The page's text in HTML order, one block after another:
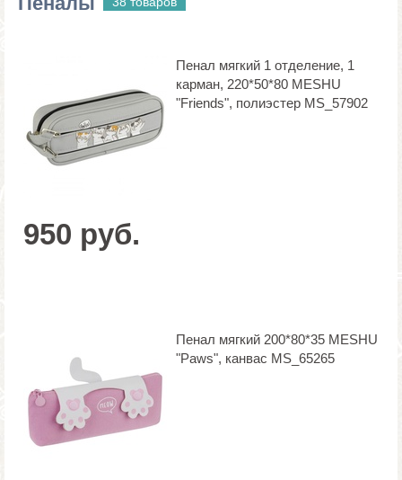
Пенал мягкий 1 отделение, 1
карман, 220*50*80 MESHU
"Friends", полиэстер MS_57902
950 руб.
Пенал мягкий 200*80*35 MESHU
"Paws", канвас MS_65265